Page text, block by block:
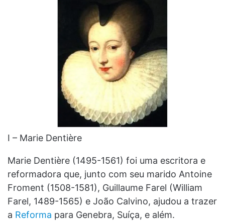
I – Marie Dentière
Marie Dentière (1495-1561) foi uma escritora e
reformadora que, junto com seu marido Antoine
Froment (1508-1581), Guillaume Farel (William
Farel, 1489-1565) e João Calvino, ajudou a trazer
a Reforma para Genebra, Suíça, e além.